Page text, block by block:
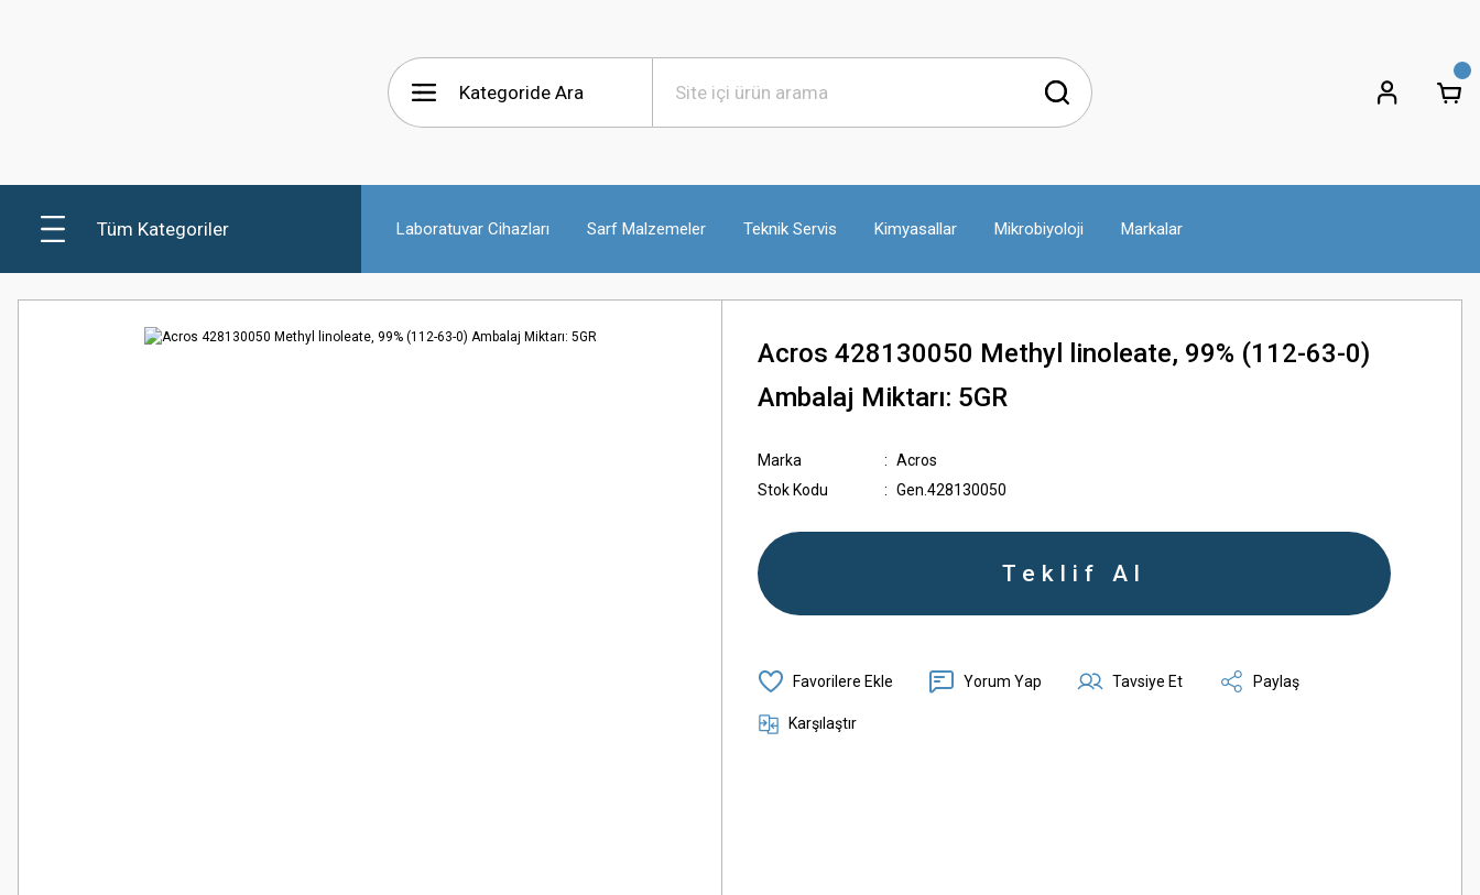
Tüm Kategoriler Laboratuvar Cihazları Sarf Malzemeler Teknik Servis Kimyasallar Mikrobiyoloji Markalar
Acros 428130050 Methyl linoleate, 99% (112-63-0)
Ambalaj Miktarı: 5GR
Marka
Acros
Stok Kodu
Gen.428130050
Teklif Al
Yorum Yap Tavsiye Et Paylaş
Karşılaştır